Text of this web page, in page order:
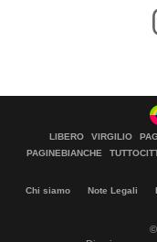
LIBERO VIRGILIO
PAGINEBIANCHE
Chi siamo Note Legali
©